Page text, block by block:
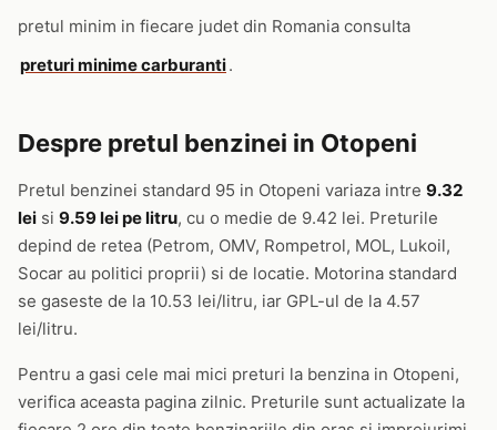
pretul minim in fiecare judet din Romania consulta
preturi minime carburanti.
Despre pretul benzinei in Otopeni
Pretul benzinei standard 95 in Otopeni variaza intre 9.32
lei si 9.59 lei pe litru, cu o medie de 9.42 lei. Preturile
depind de retea (Petrom, OMV, Rompetrol, MOL, Lukoil,
Socar au politici proprii) si de locatie. Motorina standard
se gaseste de la 10.53 lei/litru, iar GPL-ul de la 4.57
lei/litru.
Pentru a gasi cele mai mici preturi la benzina in Otopeni,
verifica aceasta pagina zilnic. Preturile sunt actualizate la